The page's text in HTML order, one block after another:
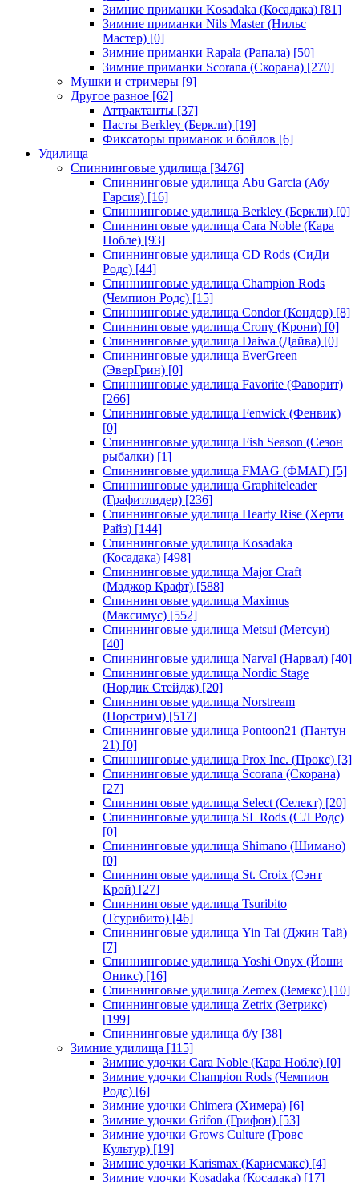
Зимние приманки Kosadaka (Косадака) [81]
Зимние приманки Nils Master (Нильс
Мастер) [0]
Зимние приманки Rapala (Рапала) [50]
Зимние приманки Scorana (Скорана) [270]
Мушки и стримеры [9]
Другое разное [62]
Аттрактанты [37]
Пасты Berkley (Беркли) [19]
Фиксаторы приманок и бойлов [6]
Удилища
Спиннинговые удилища [3476]
Спиннинговые удилища Abu Garcia (Абу
Гарсия) [16]
Спиннинговые удилища Berkley (Беркли) [0]
Спиннинговые удилища Cara Noble (Кара
Нобле) [93]
Спиннинговые удилища CD Rods (СиДи
Родс) [44]
Спиннинговые удилища Champion Rods
(Чемпион Родс) [15]
Спиннинговые удилища Condor (Кондор) [8]
Спиннинговые удилища Crony (Крони) [0]
Спиннинговые удилища Daiwa (Дайва) [0]
Спиннинговые удилища EverGreen
(ЭверГрин) [0]
Спиннинговые удилища Favorite (Фаворит)
[266]
Спиннинговые удилища Fenwick (Фенвик)
[0]
Спиннинговые удилища Fish Season (Сезон
рыбалки) [1]
Спиннинговые удилища FMAG (ФМАГ) [5]
Спиннинговые удилища Graphiteleader
(Графитлидер) [236]
Спиннинговые удилища Hearty Rise (Херти
Райз) [144]
Спиннинговые удилища Kosadaka
(Косадака) [498]
Спиннинговые удилища Major Craft
(Маджор Крафт) [588]
Спиннинговые удилища Maximus
(Максимус) [552]
Спиннинговые удилища Metsui (Метсуи)
[40]
Спиннинговые удилища Narval (Нарвал) [40]
Спиннинговые удилища Nordic Stage
(Нордик Стейдж) [20]
Спиннинговые удилища Norstream
(Норстрим) [517]
Спиннинговые удилища Pontoon21 (Пантун
21) [0]
Спиннинговые удилища Prox Inc. (Прокс) [3]
Спиннинговые удилища Scorana (Скорана)
[27]
Спиннинговые удилища Select (Селект) [20]
Спиннинговые удилища SL Rods (СЛ Родс)
[0]
Спиннинговые удилища Shimano (Шимано)
[0]
Спиннинговые удилища St. Croix (Сэнт
Крой) [27]
Спиннинговые удилища Tsuribito
(Тсурибито) [46]
Спиннинговые удилища Yin Tai (Джин Тай)
[7]
Спиннинговые удилища Yoshi Onyx (Йоши
Оникс) [16]
Спиннинговые удилища Zemex (Земекс) [10]
Спиннинговые удилища Zetrix (Зетрикс)
[199]
Спиннинговые удилища б/у [38]
Зимние удилища [115]
Зимние удочки Cara Noble (Кара Нобле) [0]
Зимние удочки Champion Rods (Чемпион
Родс) [6]
Зимние удочки Chimera (Химера) [6]
Зимние удочки Grifon (Грифон) [53]
Зимние удочки Grows Culture (Гровс
Культур) [19]
Зимние удочки Karismax (Карисмакс) [4]
Зимние удочки Kosadaka (Косадака) [17]